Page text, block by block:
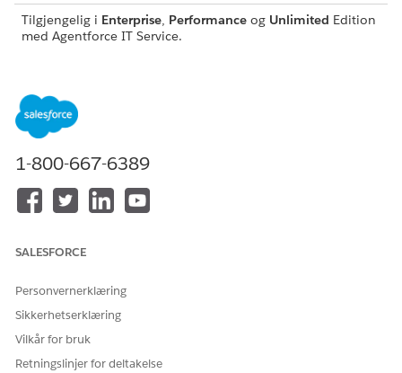
Tilgjengelig i Enterprise, Performance og Unlimited Edition
med Agentforce IT Service.
innfrielse. Se gjennom hva som er inkludert i malen.
fra den ansatte:
Diskstørrelse: Den nødvendige lagringsplassstørrelsen.
Leveringsadresse: Leveringsadressen for levering av den
bærbare datamaskinen.
Forretningsbegrunnelse: En kort forretningsbegrunnelse
for forespørselen.
1-800-667-6389
SALESFORCE
Personvernerklæring
Sikkerhetserklæring
Vilkår for bruk
Retningslinjer for deltakelse